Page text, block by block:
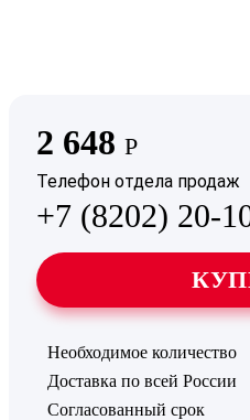
2 648 Р
Телефон отдела продаж
+7 (8202) 20-
Необходимое количество
Доставка по всей России
Согласованный срок